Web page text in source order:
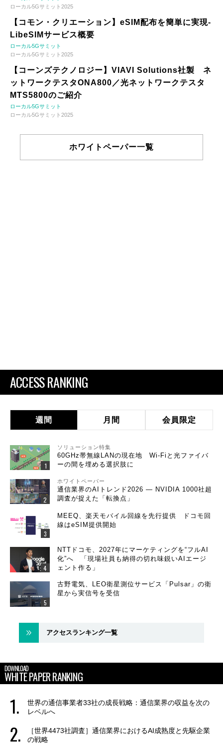
ローカル5Gサミット2025
【コモン・クリエーション】eSIM配布を簡単に実現-
LibeSIMサービス概要
ローカル5Gサミット
ローカル5Gサミット2025
【コーンズテクノロジー】VIAVI Solutions社製 ネ
ットワークテスタONA800／光ネットワークテスタ
MTS5800のご紹介
ローカル5Gサミット
ローカル5Gサミット2025
ホワイトペーパー一覧
ACCESS RANKING
週間 月間 会員限定
ソリューション特集
60GHz帯無線LANの現在地 Wi-Fiと光ファイバ
ーの間を埋める選択肢に
ホワイトペーパー
通信業界のAIトレンド2026 ― NVIDIA 1000社超
調査が捉えた「転換点」
MEEQ、楽天モバイル回線を先行提供 ドコモ回
線はeSIM提供開始
NTTドコモ、2027年にマーケティングを“フルAI
化”へ 「現場社員も納得の切れ味鋭いAIエージ
ェント作る」
古野電気、LEO衛星測位サービス「Pulsar」の衛
星から実信号を受信
アクセスランキング一覧
DOWNLOAD
WHITE PAPER RANKING
世界の通信事業者33社の成長戦略：通信業界の収益を次の
レベルへ
［世界4473社調査］通信業界におけるAI成熟度と先駆企業
の戦略